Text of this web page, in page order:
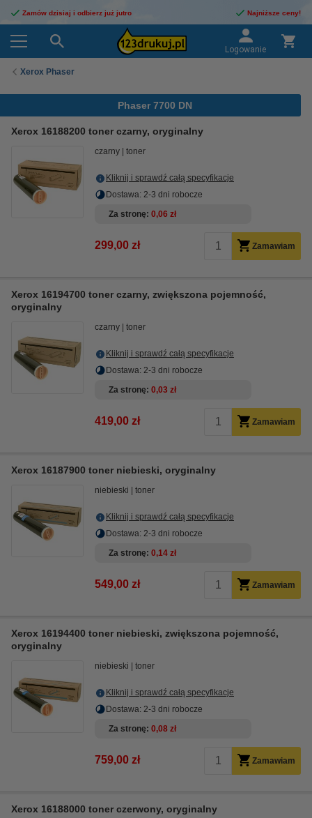
Zamów dzisiaj i odbierz już jutro Najniższe ceny!
Logowanie
Xerox Phaser
Phaser 7700 DN
Xerox 16188200 toner czarny, oryginalny
czarny toner
Kliknij i sprawdź całą specyfikacje
Dostawa: 2-3 dni robocze
Za stronę 0,06 zł
299,00 zł Zamawiam
Xerox 16194700 toner czarny, zwiększona pojemność,
oryginalny
czarny toner
Kliknij i sprawdź całą specyfikacje
Dostawa: 2-3 dni robocze
Za stronę 0,03 zł
419,00 zł Zamawiam
Xerox 16187900 toner niebieski, oryginalny
niebieski toner
Kliknij i sprawdź całą specyfikacje
Dostawa: 2-3 dni robocze
Za stronę 0,14 zł
549,00 zł Zamawiam
Xerox 16194400 toner niebieski, zwiększona pojemność,
oryginalny
niebieski toner
Kliknij i sprawdź całą specyfikacje
Dostawa: 2-3 dni robocze
Za stronę 0,08 zł
759,00 zł Zamawiam
Xerox 16188000 toner czerwony, oryginalny